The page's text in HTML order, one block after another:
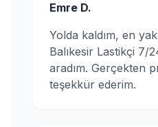
Emre D.
Yolda kaldım, en
Balıkesir Lastikçi 7/
aradım. Gerçekten
teşekkür ederim.